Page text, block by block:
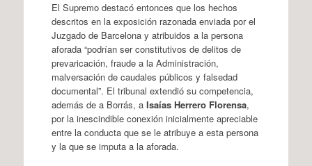
El Supremo destacó entonces que los hechos
descritos en la exposición razonada enviada por el
Juzgado de Barcelona y atribuidos a la persona
aforada “podrían ser constitutivos de delitos de
prevaricación, fraude a la Administración,
malversación de caudales públicos y falsedad
documental”. El tribunal extendió su competencia,
además de a Borrás, a Isaías Herrero Florensa,
por la inescindible conexión inicialmente apreciable
entre la conducta que se le atribuye a esta persona
y la que se imputa a la aforada.